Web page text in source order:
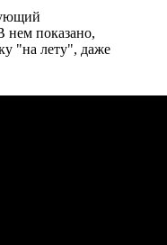
нем показано,
"на лету", даже